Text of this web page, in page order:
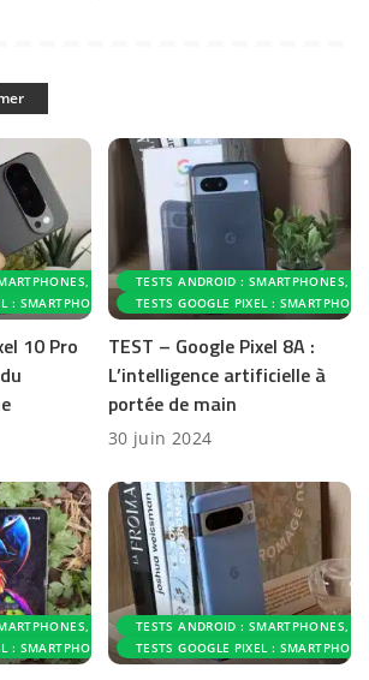
ACCESSOIRES ET APPLICATIONS
: SMARTPHONES ET ACCESSOIRES
10 Pro
TESTS ANDROID : SMARTPHONES,
TESTS GOOGLE PIXEL :
TEST – Google Pixel 8A :
L’intelligence artificielle à
portée de main
30 juin 2024
ACCESSOIRES ET APPLICATIONS
: SMARTPHONES ET ACCESSOIRES
TESTS ANDROID : SMARTPHONES,
TESTS GOOGLE PIXEL :